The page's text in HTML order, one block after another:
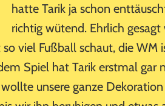
hatte Tarik ja schon
richtig wütend. Ehrlich
viel Fußball schaut, die WM
Spiel hat Tarik erstmal gar
unsere ganze